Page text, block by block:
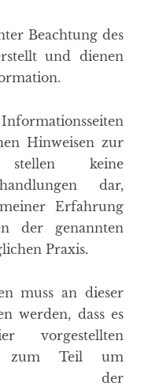
Beachtung des
und dienen
Hinweisen zur
stellen keine
dar,
Erfahrung
der genannten
Praxis.
muss an dieser
werden, dass es
zum Teil um
der